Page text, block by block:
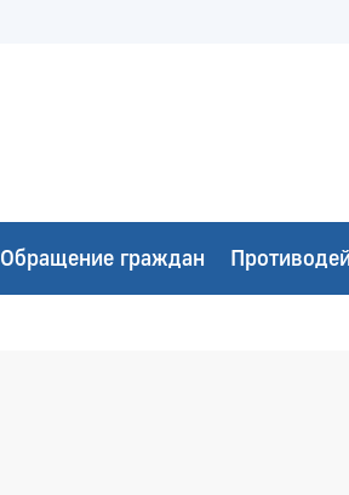
Обращение граждан